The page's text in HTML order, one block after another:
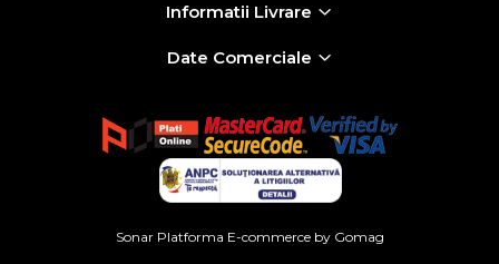
Informatii Livrare
Date Comerciale
Sonar Platforma E-commerce by Gomag